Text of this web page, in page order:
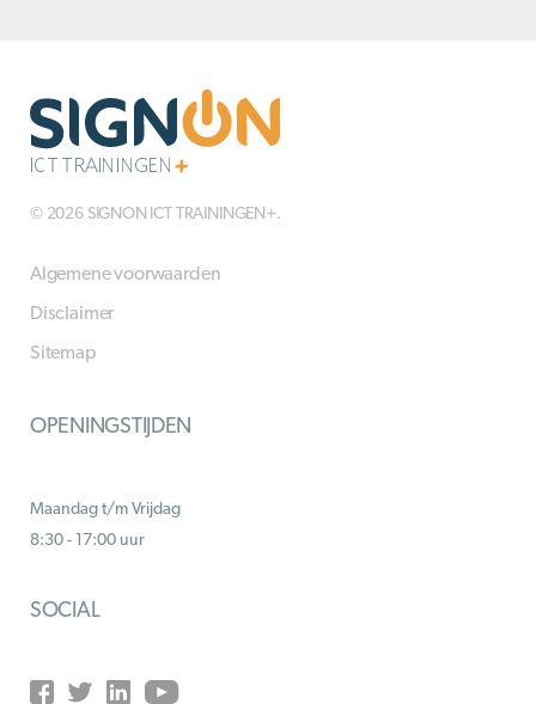
© 2026 SIGNON ICT TRAININGEN+.
Algemene voorwaarden
Disclaimer
Sitemap
OPENINGSTIJDEN
Maandag t/m Vrijdag
8:30 - 17:00 uur
SOCIAL